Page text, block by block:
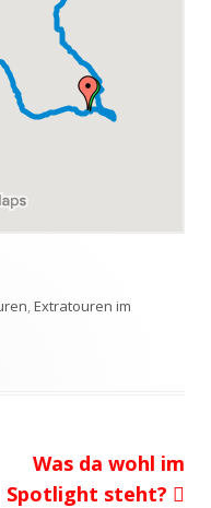
,Extratouren im
Nächster
Beitrag
Was da wohl im
Spotlight steht?